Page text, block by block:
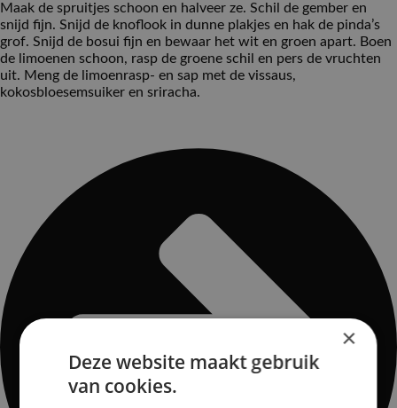
Maak de spruitjes schoon en halveer ze. Schil de gember en
snijd fijn. Snijd de knoflook in dunne plakjes en hak de pinda’s
grof. Snijd de bosui fijn en bewaar het wit en groen apart. Boen
de limoenen schoon, rasp de groene schil en pers de vruchten
uit. Meng de limoenrasp- en sap met de vissaus,
kokosbloesemsuiker en sriracha.
×
Deze website maakt gebruik
van cookies.